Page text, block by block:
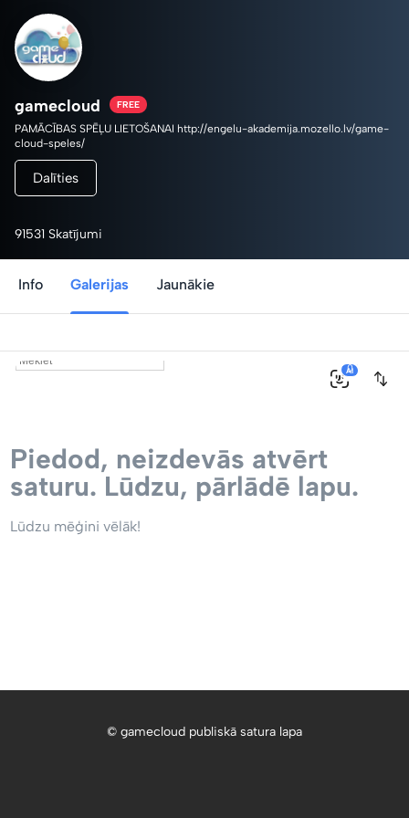
gamecloud FREE
PAMĀCĪBAS SPĒĻU LIETOŠANAI http://engelu-akademija.mozello.lv/game-
cloud-speles/
Dalīties
91531 Skatījumi
Info Galerijas Jaunākie
0
AI
Piedod, neizdevās atvērt
saturu. Lūdzu, pārlādē lapu.
Lūdzu mēģini vēlāk!
© gamecloud publiskā satura lapa